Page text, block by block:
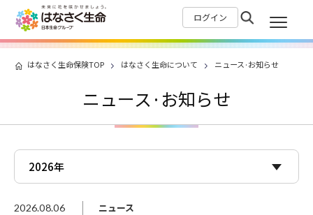
ログイン
はなさく生命保険TOP はなさく生命について ニュース·お知らせ
ニュース·お知らせ
2026.08.06 ニュース